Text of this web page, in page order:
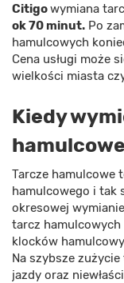
Citigowymiana
ok 70 minut. Po
hamulcowych
Cena usługi może
wielkości miasta
Kiedy
Tarcze hamulcowe
hamulcowego i tak
okresowej
tarcz
klocków
Na szybsze
jazdy oraz